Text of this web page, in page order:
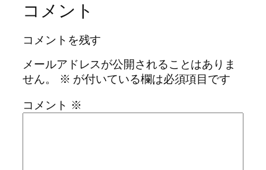
コメント
コメントを残す
メールアドレスが公開されることはありま
せん。
※ が付いている欄は必須項目です
コメント ※